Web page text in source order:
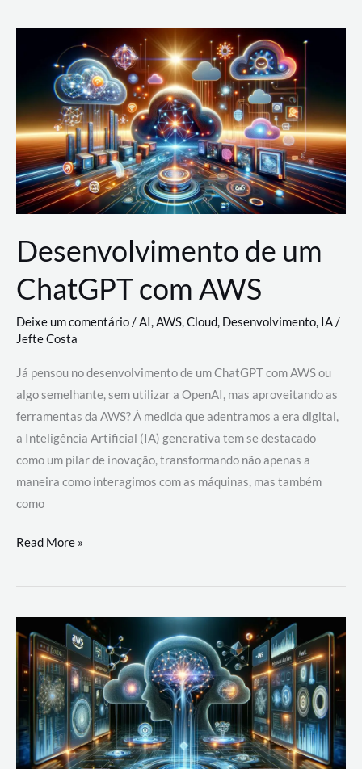
Nuvem:
Google
Cloud,
AWS
e
Azure
Desenvolvimento de um
ChatGPT com AWS
Deixe um comentário/AI,AWS,Cloud, Desenvolvimento, IA/
Jefte Costa
Já pensou no desenvolvimento de um ChatGPT com AWS ou
algo semelhante, sem utilizar a OpenAI, mas aproveitando as
ferramentas da AWS? À medida que adentramos a era digital,
a Inteligência Artificial (IA) generativa tem se destacado
como um pilar de inovação, transformando não apenas a
maneira como interagimos com as máquinas, mas também
como
Desenvolvimento
um
com
AWS
Read More »